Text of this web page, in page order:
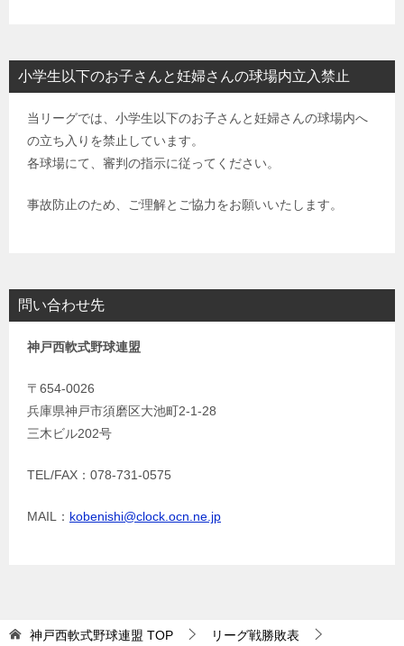
小学生以下のお子さんと妊婦さんの球場内立入禁止
当リーグでは、小学生以下のお子さんと妊婦さんの球場内へ
の立ち入りを禁止しています。
各球場にて、審判の指示に従ってください。
事故防止のため、ご理解とご協力をお願いいたします。
問い合わせ先
神戸西軟式野球連盟
〒654-0026
兵庫県神戸市須磨区大池町2-1-28
三木ビル202号
TEL/FAX：078-731-0575
MAIL： kobenishi@clock.ocn.ne.jp
神戸西軟式野球連盟 TOP リーグ戦勝敗表